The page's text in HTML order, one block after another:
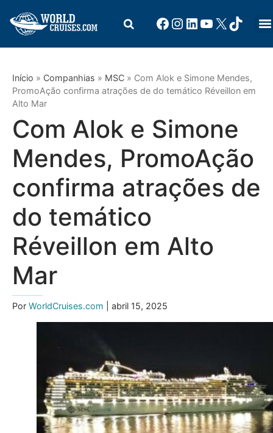
Início » Companhias » MSC » Com Alok e Simone Mendes,
PromoAção confirma atrações de do temático Réveillon em
Alto Mar
Com Alok e Simone
Mendes, PromoAção
confirma atrações de
do temático
Réveillon em Alto
Mar
Por WorldCruises.com | abril 15, 2025